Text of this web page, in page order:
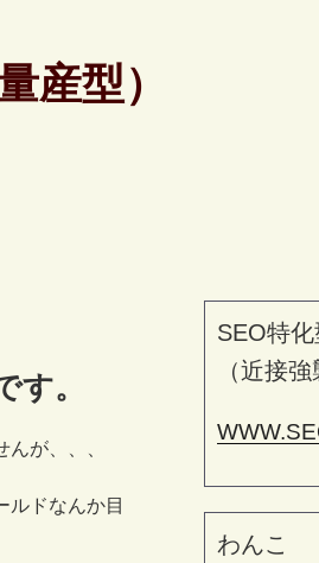
産型）
す。
が、、、
ルドなんか目
SEO特
（近接
わんこ